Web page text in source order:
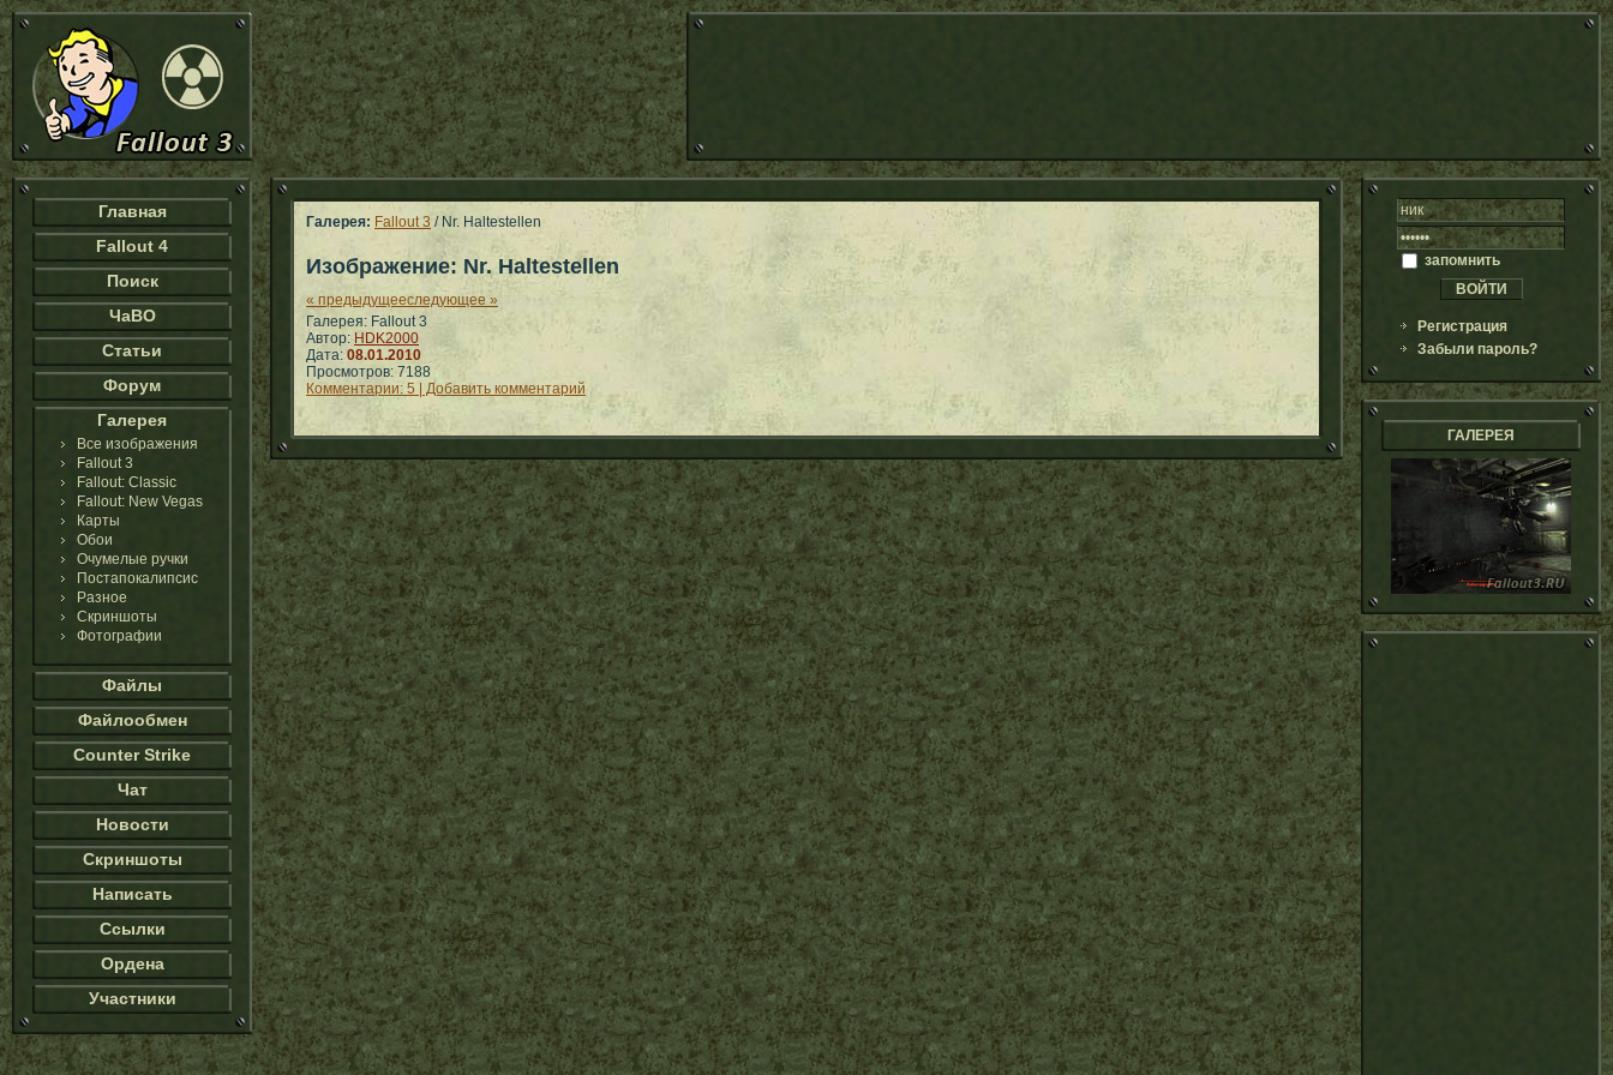
Главная
Fallout 4
Поиск
ЧаВО
Статьи
Форум
Галерея
Все изображения
Fallout 3
Fallout: Classic
Fallout: New Vegas
Карты
Обои
Очумелые ручки
Постапокалипсис
Разное
Скриншоты
Фотографии
Файлы
Файлообмен
Counter Strike
Чат
Новости
Скриншоты
Написать
Ссылки
Ордена
Участники
Галерея: Fallout 3 / Nr. Haltestellen
Изображение: Nr. Haltestellen
« предыдущееследующее »
Галерея: Fallout 3
Автор: HDK2000
Дата: 08.01.2010
Просмотров: 7188
Комментарии: 5 | Добавить комментарий
запомнить
Регистрация
Забыли пароль?
ГАЛЕРЕЯ